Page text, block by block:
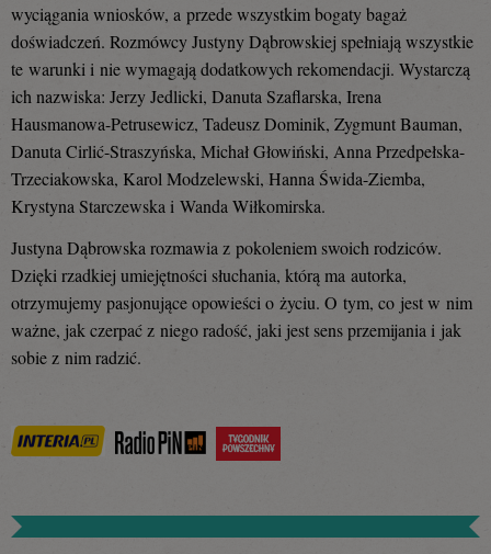
wyciągania wniosków, a przede wszystkim bogaty bagaż
doświadczeń. Rozmówcy Justyny Dąbrowskiej spełniają wszystkie
te warunki i nie wymagają dodatkowych rekomendacji. Wystarczą
ich nazwiska: Jerzy Jedlicki, Danuta Szaflarska, Irena
Hausmanowa-Petrusewicz, Tadeusz Dominik, Zygmunt Bauman,
Danuta Cirlić-Straszyńska, Michał Głowiński, Anna Przedpełska-
Trzeciakowska, Karol Modzelewski, Hanna Świda-Ziemba,
Krystyna Starczewska i Wanda Wiłkomirska.
Justyna Dąbrowska rozmawia z pokoleniem swoich rodziców.
Dzięki rzadkiej umiejętności słuchania, którą ma autorka,
otrzymujemy pasjonujące opowieści o życiu. O tym, co jest w nim
ważne, jak czerpać z niego radość, jaki jest sens przemijania i jak
sobie z nim radzić.